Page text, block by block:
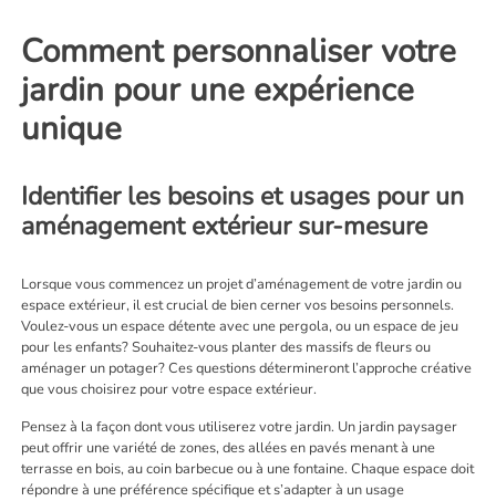
Comment personnaliser votre
jardin pour une expérience
unique
Identifier les besoins et usages pour un
aménagement extérieur sur-mesure
Lorsque vous commencez un projet d’aménagement de votre jardin ou
espace extérieur, il est crucial de bien cerner vos besoins personnels.
Voulez-vous un espace détente avec une pergola, ou un espace de jeu
pour les enfants? Souhaitez-vous planter des massifs de fleurs ou
aménager un potager? Ces questions détermineront l’approche créative
que vous choisirez pour votre espace extérieur.
Pensez à la façon dont vous utiliserez votre jardin. Un jardin paysager
peut offrir une variété de zones, des allées en pavés menant à une
terrasse en bois, au coin barbecue ou à une fontaine. Chaque espace doit
répondre à une préférence spécifique et s’adapter à un usage